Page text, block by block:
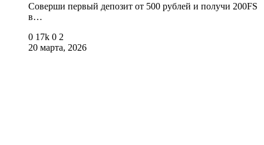
Соверши первый депозит от 500 рублей и получи 200FS
в…
0 17k 0 2
20 марта, 2026